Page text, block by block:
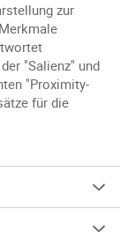
zur
"Salienz" und
"Proximity-
für die